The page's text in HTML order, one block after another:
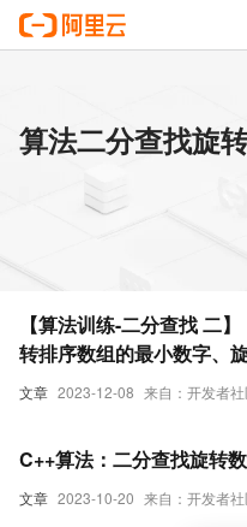
算法二分查找旋
文章 2023-12-08 来自：开发者社
【算法训练-二分查找 二
转排序数组的最小数字、
指定数字
文章 2023-10-20 来自：开发者社
C++算法：二分查找旋转